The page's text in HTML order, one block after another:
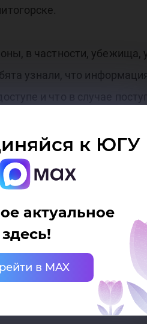
к ЮГУ
актуальное
здесь!
в MAX
в частности,
узнали, что
и что в случае
ситуации и о
а также о порядке
приложение